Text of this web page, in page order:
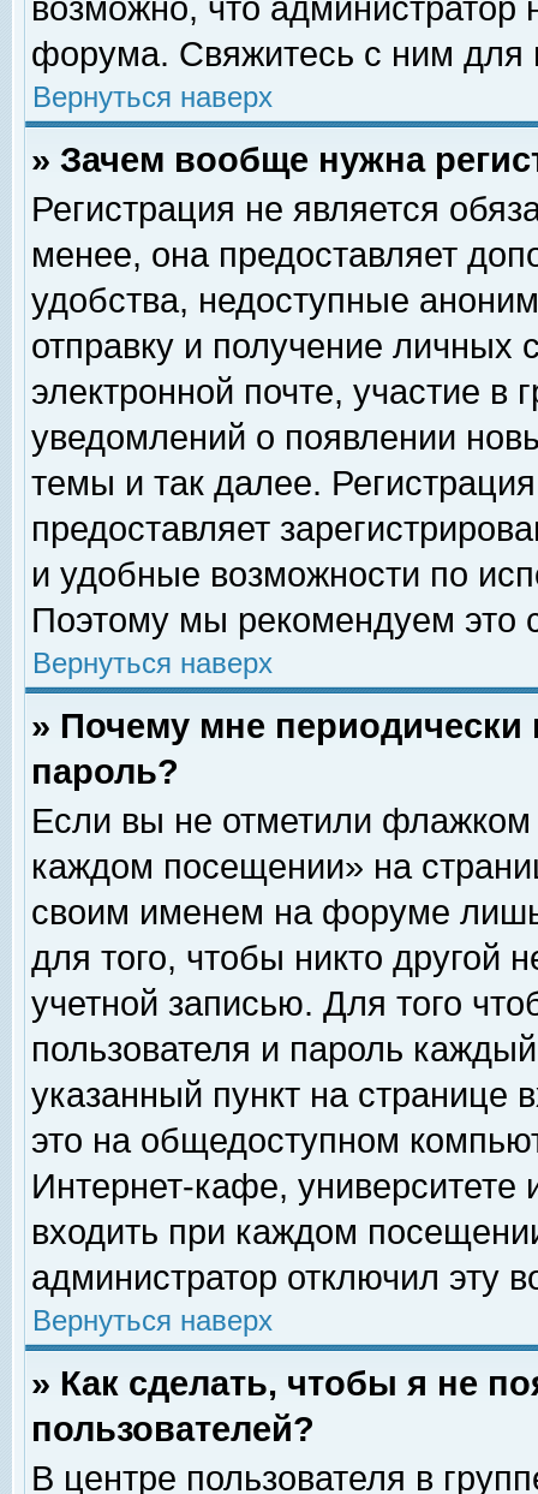
возможно, что
форума. Свяжитесь с ним для
Вернуться наверх
» Зачем вообще нужна
Регистрация не является
менее, она предоставляет
удобства, недоступные
отправку и получение личных
электронной почте, участие в
уведомлений о появлении
темы и так далее.
предоставляет
и удобные возможности по
Поэтому мы рекомендуем это
Вернуться наверх
» Почему мне
пароль?
Если вы не отметили флажком
каждом посещении» на
своим именем на форуме
для того, чтобы никто другой
учетной записью. Для того
пользователя и пароль
указанный пункт на
это на общедоступном
Интернет-кафе, университете
входить при каждом
администратор отключил эту
Вернуться наверх
» Как сделать, чтобы я не
пользователей?
В центре пользователя в